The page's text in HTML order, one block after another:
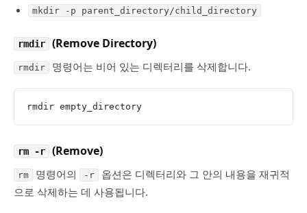
mkdir -p parent_directory/child_directory
rmdir (Remove Directory)
rmdir 명령어는 비어 있는 디렉터리를 삭제합니다.
rmdir empty_directory
rm -r (Remove)
rm 명령어의 -r
옵션은 디렉터리와 그 안의 내용을 재귀적
으로 삭제하는 데 사용됩니다.